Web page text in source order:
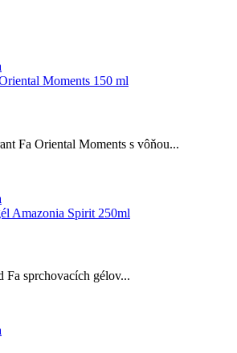
Fa Oriental Moments s vôňou...
Fa sprchovacích gélov...